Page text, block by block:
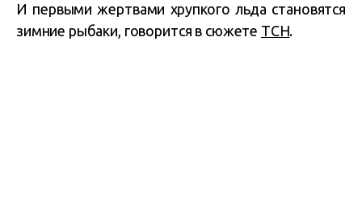
И первыми жертвами хрупкого льда становятся
зимние рыбаки, говорится в сюжете ТСН.